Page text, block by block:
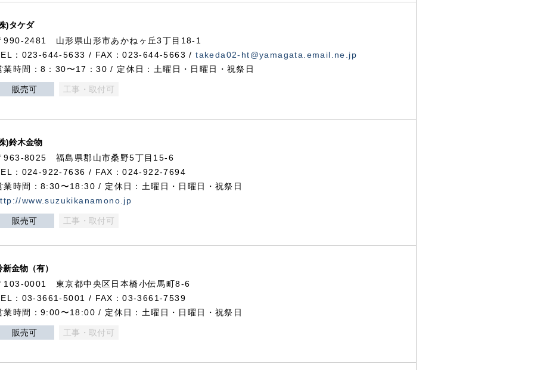
)タケダ
990-2481 山形県山形市あかねヶ丘3丁目18-1
：023-644-5633 / FAX：023-644-5663 /takeda02-ht@yamagata.email.ne.jp
業時間：8：30〜17：30 / 定休日：土曜日・日曜日・祝祭日
販売可 工事・取付可
)鈴木金物
963-8025 福島県郡山市桑野5丁目15-6
：024-922-7636 / FAX：024-922-7694
業時間：8:30〜18:30 / 定休日：土曜日・日曜日・祝祭日
www.suzukikanamono.jp
販売可 工事・取付可
新金物（有）
103-0001 東京都中央区日本橋小伝馬町8-6
：03-3661-5001 / FAX：03-3661-7539
業時間：9:00〜18:00 / 定休日：土曜日・日曜日・祝祭日
販売可 工事・取付可